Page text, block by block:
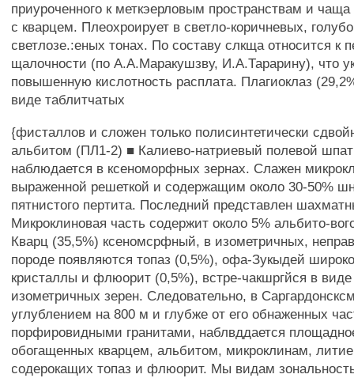
приуроченного к меткэерловым пространствам и
с кварцем. Плеохроирует в светло-коричневых,
светлозе.:еных тонах. По составу слкща относится к
щалочности (по А.А.Маракушзву, И.А.Тарарину), что
повышенную кислотность расплата. Плагиоклаз
виде таблитчатых
{фисталлов и сложен только полисинтетически
альбитом (ПЛ1-2) ■ Калиево-натриевый полевой
наблюдается в ксеноморфных зернах. Слажен
выраженной решеткой и содержащим около 30-50%
пятнистого пертита. Последний представлен
Микроклиновая часть содержит около 5% альбито-
Кварц (35,5%) ксеномсрфный, в изометричных,
породе появляются топаз (0,5%), офа-Зукыдей
кристаллы и флюорит (0,5%), встре-чакшргйся в
изометричных зерен. Следовательно, в
углублением на 800 м и глубже от его обнаженных
порфировидными гранитами, наблвддается
обогащенных кварцем, альбитом, микроклинам,
содерокащих топаз и флюорит. Мы видам